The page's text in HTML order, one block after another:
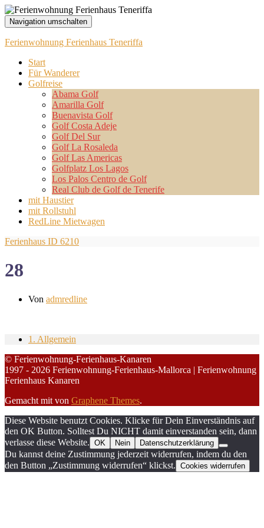
Navigation umschalten
Ferienwohnung Ferienhaus Teneriffa
Start
Für Wanderer
Golfreise
Abama Golf
Amarilla Golf
Buenavista Golf
Golf Costa Adeje
Golf Del Sur
Golf La Rosaleda
Golf Las Americas
Golfplatz Los Lagos
Los Palos Centro de Golf
Real Club de Golf de Tenerife
mit Haustier
mit Rollstuhl
RedLine Mietwagen
Ferienhaus ID 6210
28
Von admredline
1. Allgemein
© Ferienwohnung-Ferienhaus-Kanaren
1997 - 2026 Ferienwohnung-Ferienhaus-Mallorca | Ferienwohnung
Ferienhaus Kanaren
Gemacht mit von Graphene Themes.
Diese Website benutzt Cookies. Klicke für Dein Einverständnis auf
den OK Button. Solltest Du NICHT damit einverstanden sein, dann
verlasse diese Website. OK Nein Datenschutzerklärung
Du kannst deine Zustimmung jederzeit widerrufen, indem du den
den Button „Zustimmung widerrufen“ klickst. Cookies widerrufen